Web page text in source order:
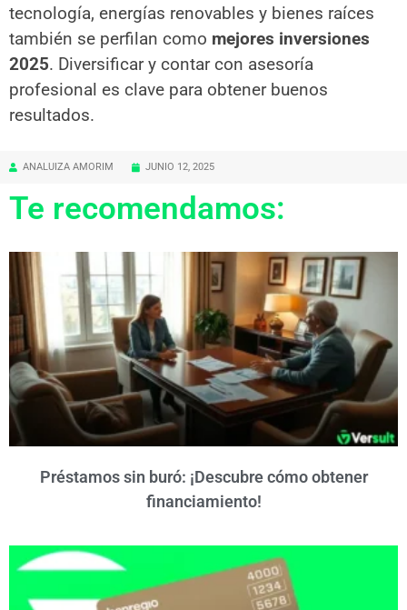
tecnología, energías renovables y bienes raíces
también se perfilan como mejores inversiones
2025. Diversificar y contar con asesoría
profesional es clave para obtener buenos
resultados.
ANALUIZA AMORIM JUNIO 12, 2025
Te recomendamos:
Préstamos sin buró: ¡Descubre cómo obtener
financiamiento!